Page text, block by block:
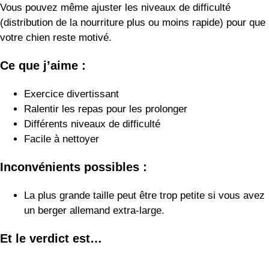
Exercice divertissant
Ralentir les repas pour les prolonger
Facile à nettoyer
Inconvénients possibles :
La plus grande taille peut être trop petite si vous avez
un berger allemand extra-large.
Et le verdict est…
Tous les chiens aiment les balles ! Et cette balle OurPets
IQ Treat Pall est pleine d’action, de plaisir et parfaite pour